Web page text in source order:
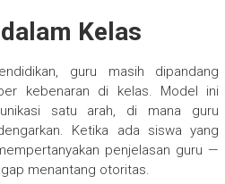
Kelas
guru masih dipandang
kebenaran di kelas. Model ini
satu arah, di mana guru
Ketika ada siswa yang
penjelasan guru —
menantang otoritas.